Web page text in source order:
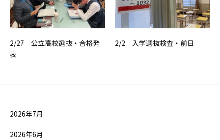
2/27 公立高校選抜・合格発
表
2/2 入学選抜検査・前日
2026年7月
2026年6月